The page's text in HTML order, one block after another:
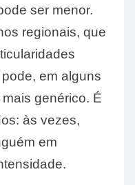
ser menor.
regionais, que
em alguns
genérico. É
às vezes,
em